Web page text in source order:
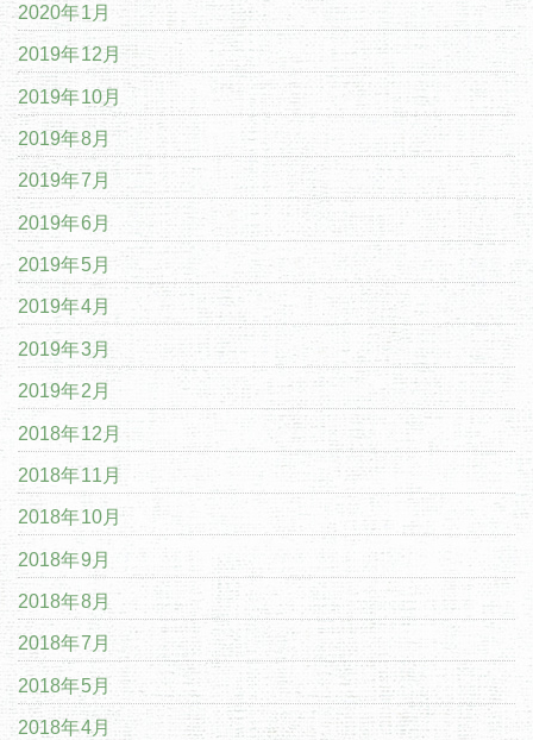
2020年1月
2019年12月
2019年10月
2019年8月
2019年7月
2019年6月
2019年5月
2019年4月
2019年3月
2019年2月
2018年12月
2018年11月
2018年10月
2018年9月
2018年8月
2018年7月
2018年5月
2018年4月